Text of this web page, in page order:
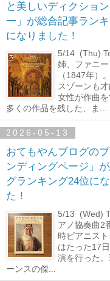
と美しいディクショ
一」が総合記事ラン
になりました！
5/14 (Thu)
姉、ファニ
（1847年）
スゾーンも
女性が作曲
多くの作品を残した、ま...
2026-05-13
おてもやんブログの
ンディングページ」
グランキング24位に
た！
5/13 (Wed)
アノ協奏曲2
時ピアニス
はたった17
演を行った
ーンスの傑...